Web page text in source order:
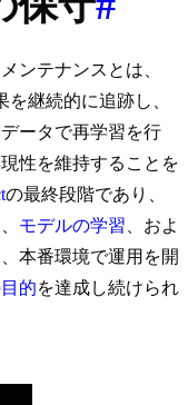
ンテナンスとは、
継続的に追跡し、
ータで再学習を行
性を維持することを
の最終段階であり、
モデルの学習 、およ
本番環境で運用を開
的を達成し続けられ